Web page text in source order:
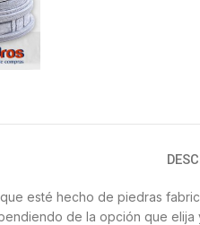
esté hecho de piedras
de la opción que